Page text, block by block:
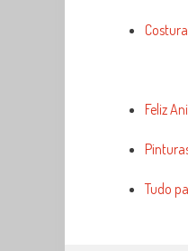
Costura
Feliz
Tudo